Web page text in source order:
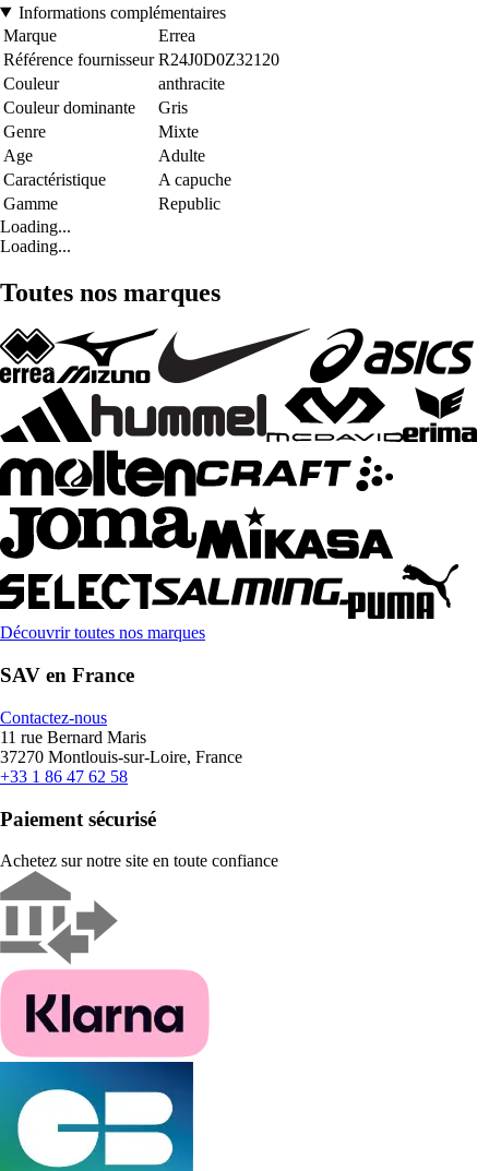
Informations complémentaires
Marque
Errea
Référence fournisseur R24J0D0Z32120
Couleur
anthracite
Couleur dominante
Gris
Genre
Mixte
Age
Adulte
Caractéristique
A capuche
Gamme
Republic
Loading...
Loading...
Toutes nos marques
Découvrir toutes nos marques
SAV en France
Contactez-nous
11 rue Bernard Maris
37270 Montlouis-sur-Loire, France
+33 1 86 47 62 58
Paiement sécurisé
Achetez sur notre site en toute confiance